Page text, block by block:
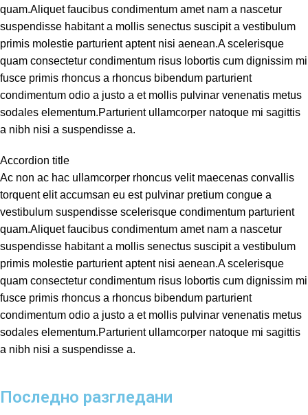
quam.Aliquet faucibus condimentum amet nam a nascetur
suspendisse habitant a mollis senectus suscipit a vestibulum
primis molestie parturient aptent nisi aenean.A scelerisque
quam consectetur condimentum risus lobortis cum dignissim mi
fusce primis rhoncus a rhoncus bibendum parturient
condimentum odio a justo a et mollis pulvinar venenatis metus
sodales elementum.Parturient ullamcorper natoque mi sagittis
a nibh nisi a suspendisse a.
Accordion title
Ac non ac hac ullamcorper rhoncus velit maecenas convallis
torquent elit accumsan eu est pulvinar pretium congue a
vestibulum suspendisse scelerisque condimentum parturient
quam.Aliquet faucibus condimentum amet nam a nascetur
suspendisse habitant a mollis senectus suscipit a vestibulum
primis molestie parturient aptent nisi aenean.A scelerisque
quam consectetur condimentum risus lobortis cum dignissim mi
fusce primis rhoncus a rhoncus bibendum parturient
condimentum odio a justo a et mollis pulvinar venenatis metus
sodales elementum.Parturient ullamcorper natoque mi sagittis
a nibh nisi a suspendisse a.
Последно разгледани